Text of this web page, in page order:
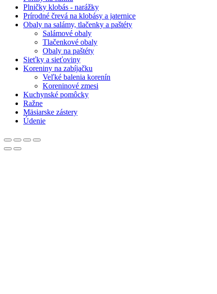
Plničky klobás - narážky
Prírodné črevá na klobásy a jaternice
Obaly na salámy, tlačenky a paštéty
Salámové obaly
Tlačenkové obaly
Obaly na paštéty
Sieťky a sieťoviny
Koreniny na zabíjačku
Veľké balenia korenín
Koreninové zmesi
Kuchynské pomôcky
Ražne
Mäsiarske zástery
Údenie